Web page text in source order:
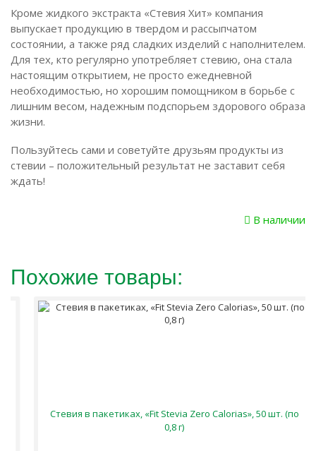
Кроме жидкого экстракта «Стевия Хит» компания
выпускает продукцию в твердом и рассыпчатом
состоянии, а также ряд сладких изделий с наполнителем.
Для тех, кто регулярно употребляет стевию, она стала
настоящим открытием, не просто ежедневной
необходимостью, но хорошим помощником в борьбе с
лишним весом, надежным подспорьем здорового образа
жизни.
Пользуйтесь сами и советуйте друзьям продукты из
стевии – положительный результат не заставит себя
ждать!
В наличии
Похожие товары:
Стевия в пакетиках, «Fit Stevia Zero Calorias», 50 шт. (по
0,8 г)